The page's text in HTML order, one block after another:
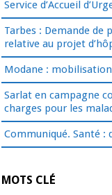
Service d’Accueil
Tarbes : Demande de
relative au projet
Modane :
Sarlat en campagne
charges pour les
Communiqué. Santé :
MOTS CLÉ